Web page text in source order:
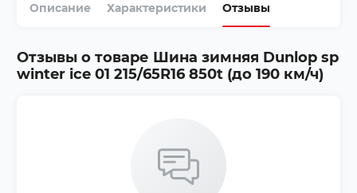
Описание Характеристики Отзывы
Отзывы о товаре Шина зимняя Dunlop sp
winter ice 01 215/65R16 850t (до 190 км/ч)